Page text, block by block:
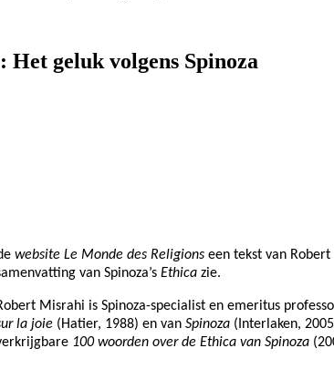
geluk volgens Spinoza
website Le Monde des Religions een tekst van
van Spinoza’s Ethica zie.
Misrahi is Spinoza-specialist en emeritus
la joie (Hatier, 1988) en van Spinoza (Interlaken,
100 woorden over de Ethica van Spinoza